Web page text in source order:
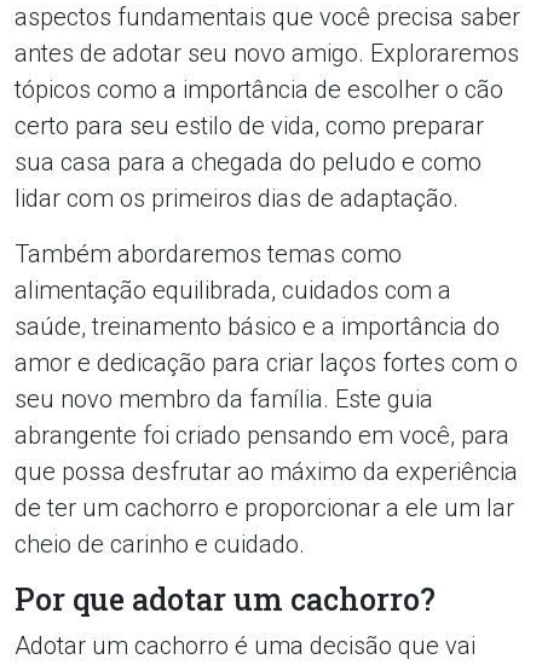
aspectos fundamentais que você precisa saber
antes de adotar seu novo amigo. Exploraremos
tópicos como a importância de escolher o cão
certo para seu estilo de vida, como preparar
sua casa para a chegada do peludo e como
lidar com os primeiros dias de adaptação.
Também abordaremos temas como
alimentação equilibrada, cuidados com a
saúde, treinamento básico e a importância do
amor e dedicação para criar laços fortes com o
seu novo membro da família. Este guia
abrangente foi criado pensando em você, para
que possa desfrutar ao máximo da experiência
de ter um cachorro e proporcionar a ele um lar
cheio de carinho e cuidado.
Por que adotar um cachorro?
Adotar um cachorro é uma decisão que vai